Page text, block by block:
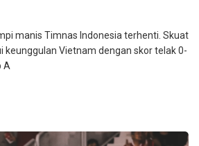
manis Timnas Indonesia terhenti. Skuat
keunggulan Vietnam dengan skor telak 0-
A